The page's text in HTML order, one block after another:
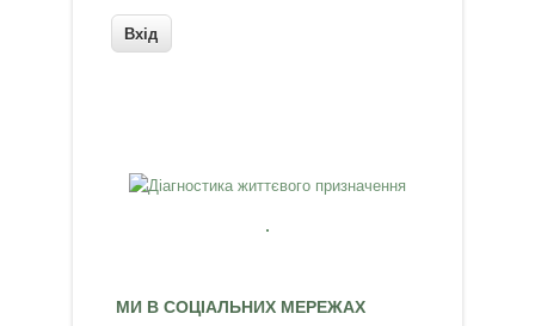
МИ В СОЦІАЛЬНИХ МЕРЕЖАХ